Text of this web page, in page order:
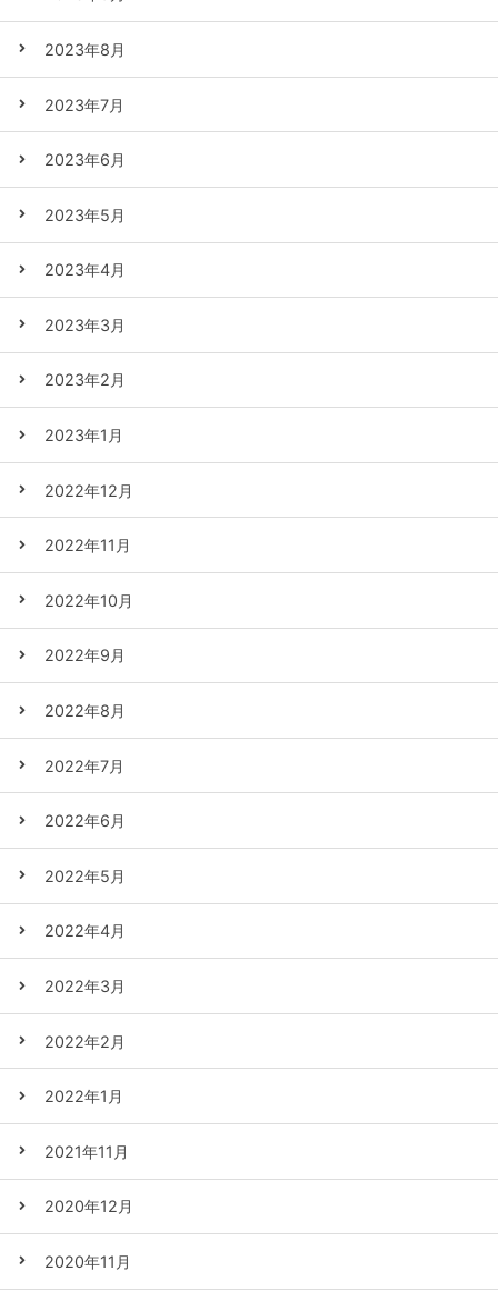
2023年8月
2023年7月
2023年6月
2023年5月
2023年4月
2023年3月
2023年2月
2023年1月
2022年12月
2022年11月
2022年10月
2022年9月
2022年8月
2022年7月
2022年6月
2022年5月
2022年4月
2022年3月
2022年2月
2022年1月
2021年11月
2020年12月
2020年11月